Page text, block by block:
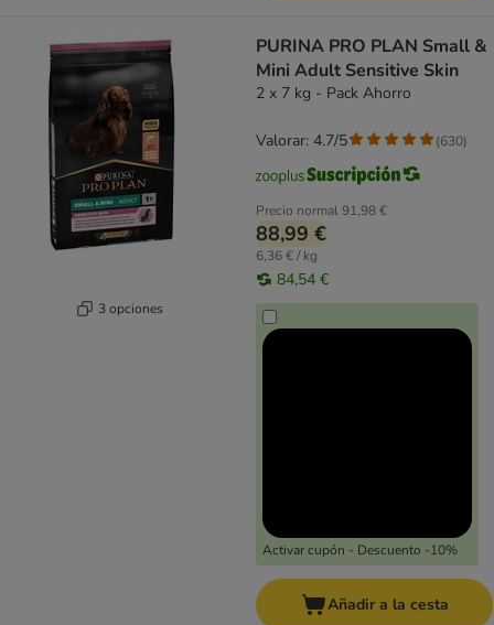
3 opciones
PURINA PRO PLAN Small &
Mini Adult Sensitive Skin
2 x 7 kg - Pack Ahorro
Precio normal91,98 €
88,99 €
6,36 € / kg
84,54 €
Activar cupón - Descuento -10%
Valorar: 4.7/5 (630)
Añadir a la cesta